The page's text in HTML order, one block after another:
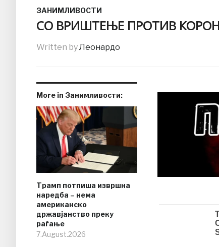
ЗАНИМЛИВОСТИ
СО ВРИШТЕЊЕ ПРОТИВ
Written byЛеонардо
More in Занимливости:
Трамп потпиша извршна
наредба – нема
американско
државјанство преку
раѓање
7.August.2026